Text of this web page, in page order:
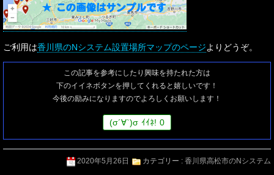
ご利用は香川県のNシステム設置場所マップのページよりどうぞ。
この記事を参考にしたり興味を持たれた方は
下のイイネボタンを押してくれると嬉しいです！
今後の励みになりますのでよろしくお願いします！
(σ´∀`)σ ｲｲﾈ! 0
2020年5月26日 カテゴリー : 香川県高松市のNシステム